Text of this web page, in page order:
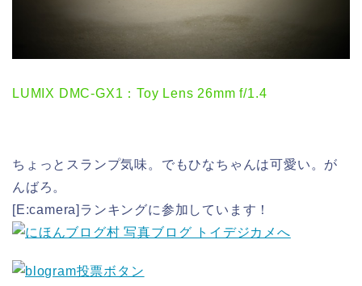
LUMIX DMC-GX1：Toy Lens 26mm f/1.4
ちょっとスランプ気味。でもひなちゃんは可愛い。が
んばろ。
[E:camera]ランキングに参加しています！